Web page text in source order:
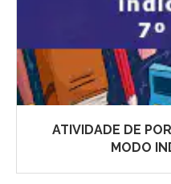
ATIVIDADE DE
MODO